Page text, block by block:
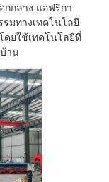
กกลาง แอฟริกา
รมทางเทคโนโลยี
ดยใช้เทคโนโลยีที่
าน